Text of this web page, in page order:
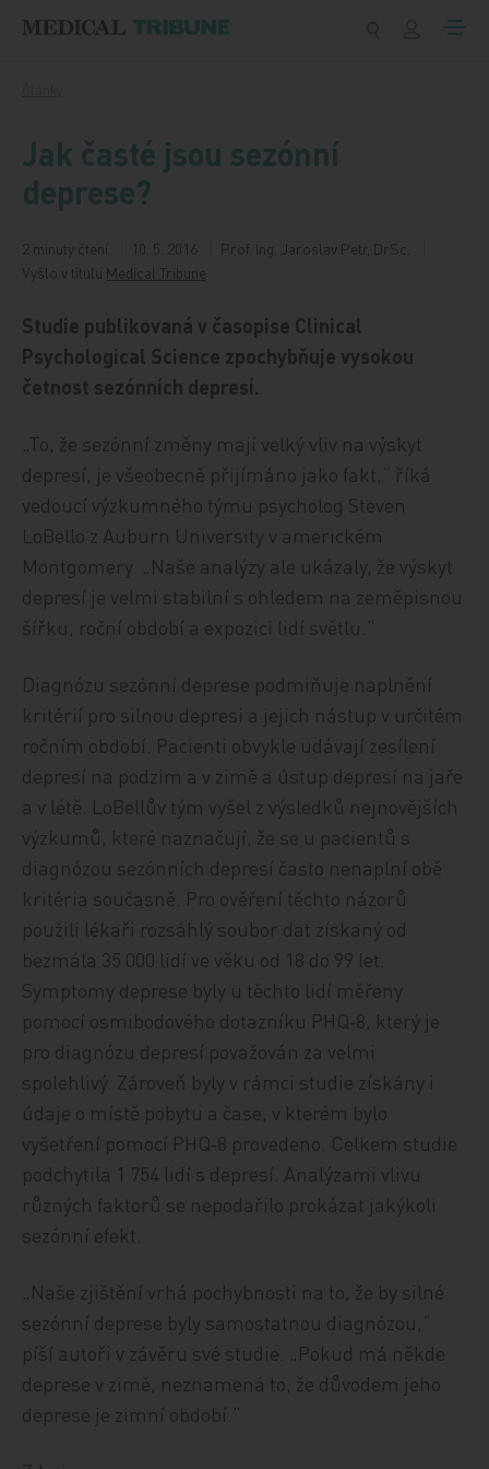
Jak časté jsou sezónní
deprese?
2 minuty čtení 10. 5. 2016
Prof. Ing. Jaroslav Petr, DrSc.
Vyšlo v titulu Medical Tribune
Studie publikovaná v časopise Clinical
Psychological Science zpochybňuje vysokou
četnost sezónních depresí.
„To, že sezónní změny mají velký vliv na výskyt
depresí, je všeobecně přijímáno jako fakt,“ říká
vedoucí výzkumného týmu psycholog Steven
LoBello z Auburn University v americkém
Montgomery. „Naše analýzy ale ukázaly, že výskyt
depresí je velmi stabilní s ohledem na zeměpisnou
šířku, roční období a expozici lidí světlu.“
Diagnózu sezónní deprese podmiňuje naplnění
kritérií pro silnou depresi a jejich nástup v určitém
ročním období. Pacienti obvykle udávají zesílení
depresí na podzim a v zimě a ústup depresí na jaře
a v létě. LoBellův tým vyšel z výsledků nejnovějších
výzkumů, které naznačují, že se u pacientů s
diagnózou sezónních depresí často nenaplní obě
kritéria současně. Pro ověření těchto názorů
použili lékaři rozsáhlý soubor dat získaný od
bezmála 35 000 lidí ve věku od 18 do 99 let.
Symptomy deprese byly u těchto lidí měřeny
pomocí osmibodového dotazníku PHQ‑8, který je
pro diagnózu depresí považován za velmi
spolehlivý. Zároveň byly v rámci studie získány i
údaje o místě pobytu a čase, v kterém bylo
vyšetření pomocí PHQ‑8 provedeno. Celkem studie
podchytila 1 754 lidí s depresí. Analýzami vlivu
různých faktorů se nepodařilo prokázat jakýkoli
sezónní efekt.
„Naše zjištění vrhá pochybnosti na to, že by silné
sezónní deprese byly samostatnou diagnózou,“
píší autoři v závěru své studie. „Pokud má někde
deprese v zimě, neznamená to, že důvodem jeho
deprese je zimní období.“